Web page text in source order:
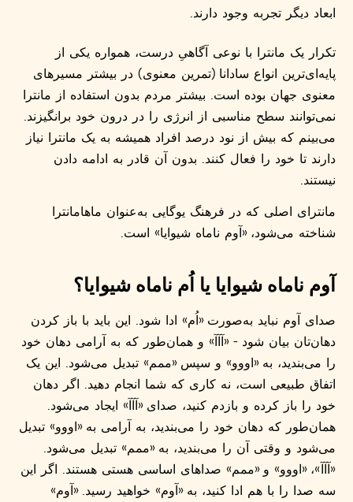
ابعاد دیگر تجربه وجود دارند.
تکرار یک مانترا با نوعی آگاهیِ درست، همواره یکی از
پایه‌ای‌ترین انواع سادانا (تمرین معنوی) در بیشتر مسیرهای
معنوی جهان بوده است. بیشتر مردم بدون استفاده از مانترا
نمی‌توانند سطح مناسبی از انرژی را در درون خود برانگیزند.
می‌بینم که بیش از نود درصد افراد همیشه به یک مانترا نیاز
دارند تا خود را فعال کنند. بدون آن قادر به ادامه دادن
نیستند.
مانترای اصلی که در فرهنگ یوگایی به‌عنوان ماهامانترا
شناخته می‌شود، «آوم ناماه شیوایا» است.
آوم ناماه شیوایا یا اُم ناماه شیوایا؟
صدای آوم نباید به‌صورت «اُم» ادا شود. این باید با باز کردن
دهان‌تان بیان شود - «آآآ» و همان‌طور که به آرامی دهان خود
را می‌بندید، به «اووو» و سپس «ممم» تبدیل می‌شود. این یک
اتفاق طبیعی است، نه کاری که شما انجام دهید. اگر دهان
خود را باز کرده و بازدم کنید، صدای «آآآ» ایجاد می‌شود.
همان‌طور که دهان خود را می‌بندید، به آرامی به «اووو» تبدیل
می‌شود و وقتی آن را می‌‌بندید، به «ممم» تبدیل می‌شود.
«آآآ»، «اووو» و «ممم» صداهای اساسی هستی هستند. اگر این
سه صدا را با هم ادا کنید، به «آوم» خواهید رسید. «آوم»